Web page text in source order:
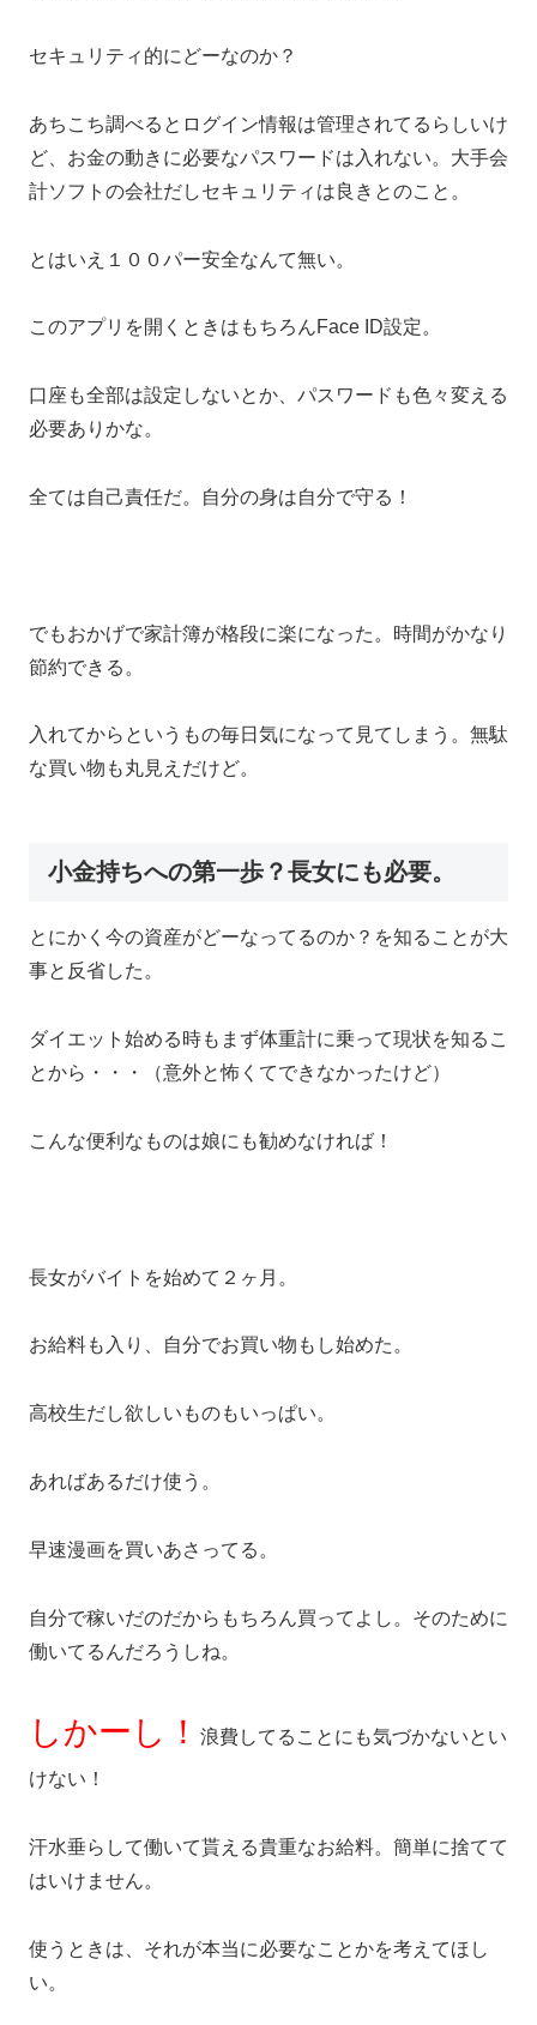
セキュリティ的にどーなのか？
あちこち調べるとログイン情報は管理されてるらしいけ
ど、お金の動きに必要なパスワードは入れない。大手会
計ソフトの会社だしセキュリティは良きとのこと。
とはいえ１００パー安全なんて無い。
このアプリを開くときはもちろんFace ID設定。
口座も全部は設定しないとか、パスワードも色々変える
必要ありかな。
全ては自己責任だ。自分の身は自分で守る！
でもおかげで家計簿が格段に楽になった。時間がかなり
節約できる。
入れてからというもの毎日気になって見てしまう。無駄
な買い物も丸見えだけど。
小金持ちへの第一歩？長女にも必要。
とにかく今の資産がどーなってるのか？を知ることが大
事と反省した。
ダイエット始める時もまず体重計に乗って現状を知るこ
とから・・・（意外と怖くてできなかったけど）
こんな便利なものは娘にも勧めなければ！
長女がバイトを始めて２ヶ月。
お給料も入り、自分でお買い物もし始めた。
高校生だし欲しいものもいっぱい。
あればあるだけ使う。
早速漫画を買いあさってる。
自分で稼いだのだからもちろん買ってよし。そのために
働いてるんだろうしね。
しかーし！ 浪費してることにも気づかないとい
けない！
汗水垂らして働いて貰える貴重なお給料。簡単に捨てて
はいけません。
使うときは、それが本当に必要なことかを考えてほし
い。